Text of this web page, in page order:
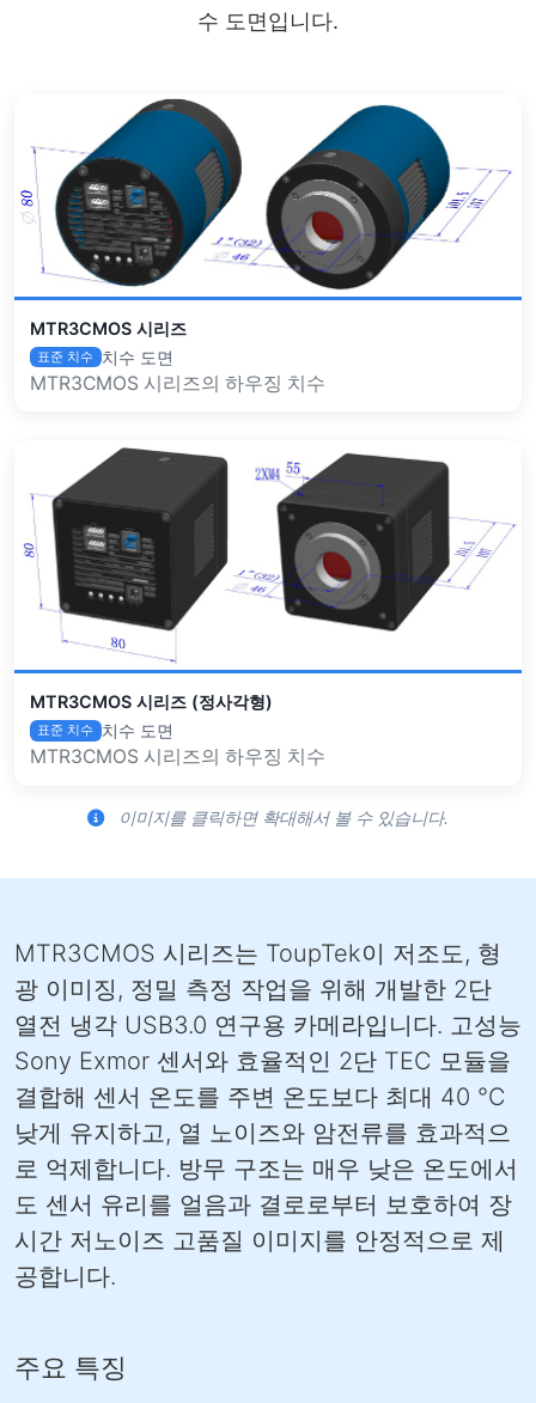
수 도면입니다.
MTR3CMOS 시리즈
표준 치수 치수 도면
MTR3CMOS 시리즈의 하우징 치수
MTR3CMOS 시리즈 (정사각형)
표준 치수 치수 도면
MTR3CMOS 시리즈의 하우징 치수
이미지를 클릭하면 확대해서 볼 수 있습니다.
MTR3CMOS 시리즈는 ToupTek이 저조도, 형
광 이미징, 정밀 측정 작업을 위해 개발한 2단
열전 냉각 USB3.0 연구용 카메라입니다. 고성능
Sony Exmor 센서와 효율적인 2단 TEC 모듈을
결합해 센서 온도를 주변 온도보다 최대 40 °C
낮게 유지하고, 열 노이즈와 암전류를 효과적으
로 억제합니다. 방무 구조는 매우 낮은 온도에서
도 센서 유리를 얼음과 결로로부터 보호하여 장
시간 저노이즈 고품질 이미지를 안정적으로 제
공합니다.
주요 특징